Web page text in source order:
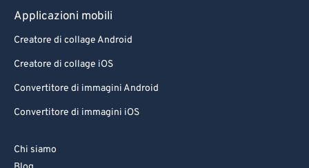
Applicazioni mobili
Creatore di collage Android
Creatore di collage iOS
Convertitore di immagini Android
Convertitore di immagini iOS
Chi siamo